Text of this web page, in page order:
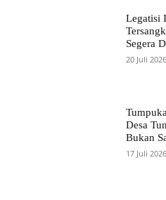
Legatisi
Segera
20 Juli 2026
Desa
Bukan
17 Juli 2026